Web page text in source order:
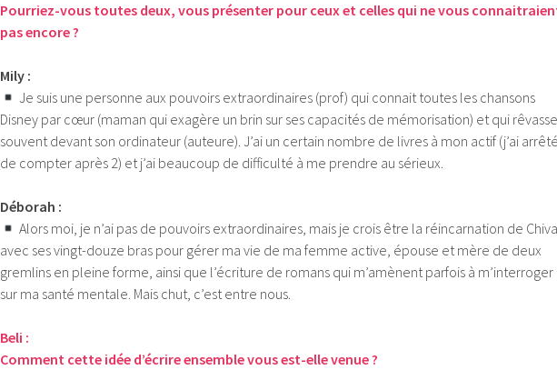
Pourriez-vous toutes deux, vous présenter pour ceux et celles qui ne vous
pas encore ?
Mily :
Je suis une personne aux pouvoirs extraordinaires (prof) qui connait toutes les chansons
Disney par cœur (maman qui exagère un brin sur ses capacités de mémorisation) et qui rêvasse
souvent devant son ordinateur (auteure). J’ai un certain nombre de livres à mon actif (j’ai
de compter après 2) et j’ai beaucoup de difficulté à me prendre au sérieux.
Déborah :
Alors moi, je n’ai pas de pouvoirs extraordinaires, mais je crois être la réincarnation de
avec ses vingt-douze bras pour gérer ma vie de ma femme active, épouse et mère de deux
gremlins en pleine forme, ainsi que l’écriture de romans qui m’amènent parfois à m’interroger
sur ma santé mentale. Mais chut, c’est entre nous.
Beli :
Comment cette idée d’écrire ensemble vous est-elle venue ?